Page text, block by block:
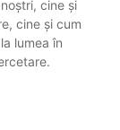
cine și
cine și cum
lumea în